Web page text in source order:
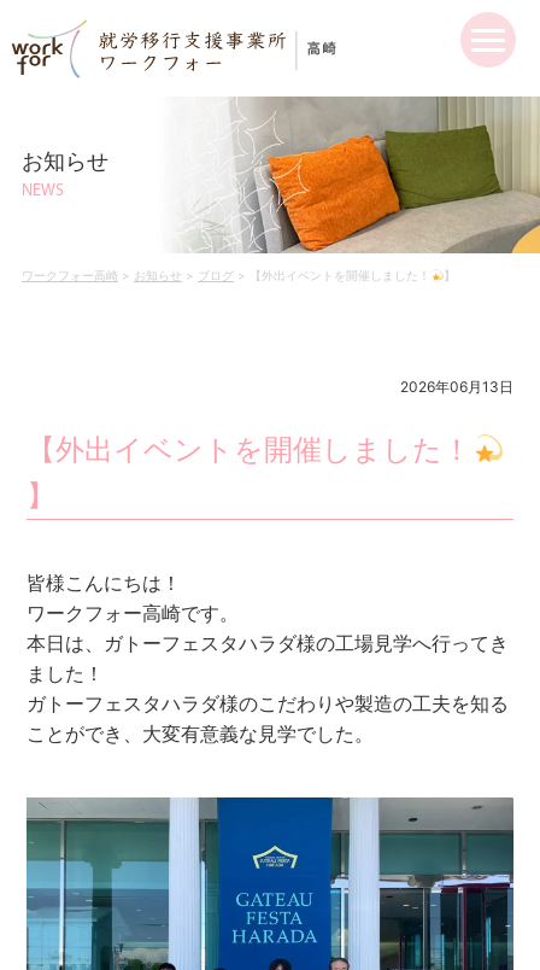
お知らせ
NEWS
ワークフォー高崎 > お知らせ > ブログ> 【外出イベントを開催しました！ 】
2026年06月13日
【外出イベントを開催しました！
】
皆様こんにちは！
ワークフォー高崎です。
本日は、ガトーフェスタハラダ様の工場見学へ行ってき
ました！
ガトーフェスタハラダ様のこだわりや製造の工夫を知る
ことができ、大変有意義な見学でした。